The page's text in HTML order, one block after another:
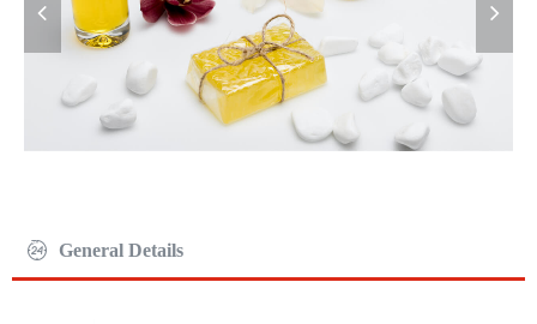
General Details